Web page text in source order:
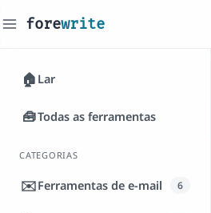
forewrite
🏠 Lar
🧰Todas as ferramentas
CATEGORIAS
✉️Ferramentas de e-mail 6